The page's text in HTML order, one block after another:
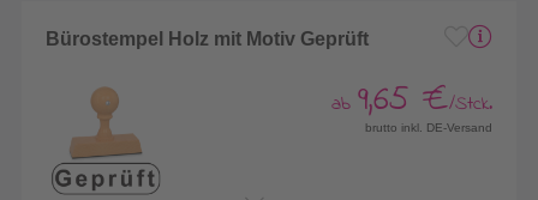
Bürostempel Holz mit Motiv Geprüft
ab 9,65 €/Stck.
brutto inkl. DE-Versand